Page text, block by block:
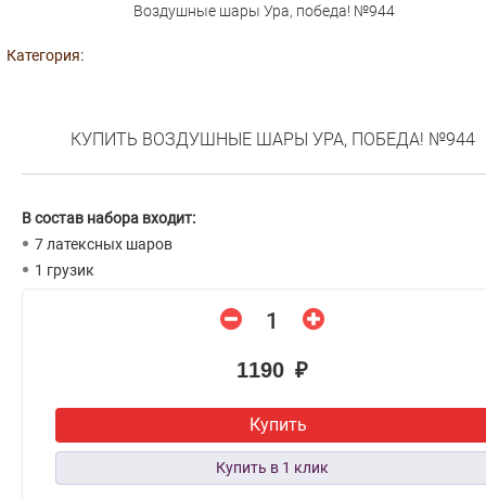
Воздушные шары Ура, победа! №944
Категория:
КУПИТЬ ВОЗДУШНЫЕ ШАРЫ УРА, ПОБЕДА! №944
В состав набора входит:
7 латексных шаров
1 грузик
1190 ₽
Купить